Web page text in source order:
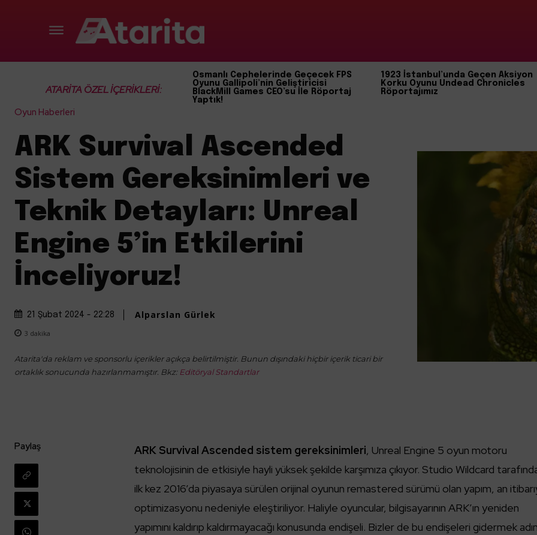
ATARİTA ÖZEL İÇERİKLERİ:
Osmanlı Cephelerinde Geçecek FPS
Oyunu Gallipoli’nin Geliştiricisi
BlackMill Games CEO’su İle Röportaj
Yaptık!
1923 İstanbul’unda Geçen Aksiyon
Korku Oyunu Undead Chronicles
Röportajımız
Oyun Haberleri
ARK Survival Ascended
Sistem Gereksinimleri ve
Teknik Detayları: Unreal
Engine 5’in Etkilerini
İnceliyoruz!
21 Şubat 2024 - 22:28 Alparslan Gürlek
3 dakika
Atarita'da reklam ve sponsorlu içerikler açıkça belirtilmiştir. Bunun dışındaki hiçbir içerik ticari bir
ortaklık sonucunda hazırlanmamıştır. Bkz: Editöryal Standartlar
Paylaş ARK Survival Ascended sistem gereksinimleri, Unreal Engine 5 oyun motoru
teknolojisinin de etkisiyle hayli yüksek şekilde karşımıza çıkıyor. Studio Wildcard
ilk kez 2016’da piyasaya sürülen orijinal oyunun remastered sürümü olan yapım, an
optimizasyonu nedeniyle eleştiriliyor. Haliyle oyuncular, bilgisayarının ARK’ın yeniden
yapımını kaldırıp kaldırmayacağı konusunda endişeli. Bizler de bu endişeleri gidermek